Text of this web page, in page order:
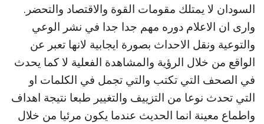
السودان لا يمتلك مقومات القوة والاقتصاد والتحضر.
وارى ان الاعلام دوره مهم جدا جدا في نشر الوعي
والتوعية ونقل الاحداث بصورة ايجابية لانها تعبر عن
الواقع من خلال الرؤية والمشاهدة الفعلية لا كما يحدث
في الصحف التي تكتب والتي تجمل في الكلمات او
التي تحدث نوعا من التزييف والتغيير طبعا نتيجة اهداف
واطماع معينة انما الحديث عندما يكون مرئيا من خلال